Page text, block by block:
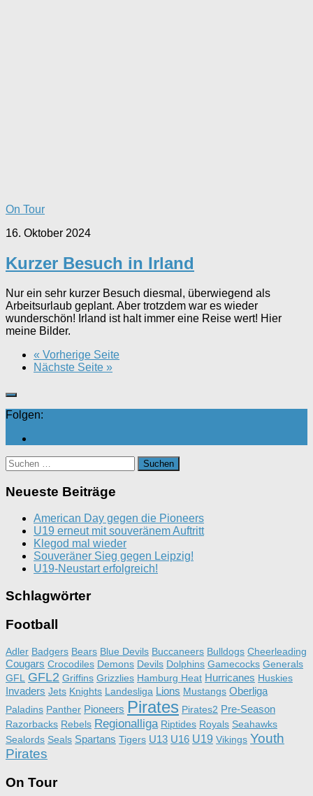
On Tour
16. Oktober 2024
Kurzer Besuch in Irland
Nur ein sehr kurzer Besuch diesmal, überwiegend als
Arbeitsurlaub geplant. Aber trotzdem war es wieder
wunderschön! Irland ist halt immer eine Reise wert! Hier
meine Bilder.
« Vorherige Seite
Nächste Seite »
Folgen:
Suchen
nach:
Neueste Beiträge
American Day gegen die Pioneers
U19 erneut mit souveränem Auftritt
Klegod mal wieder
Souveräner Sieg gegen Leipzig!
U19-Neustart erfolgreich!
Schlagwörter
Football
Adler Badgers Bears Blue Devils Buccaneers Bulldogs Cheerleading
Cougars Crocodiles Demons Devils Dolphins Gamecocks Generals
GFL GFL2 Griffins Grizzlies Hamburg Heat Hurricanes Huskies
Invaders Jets Knights Landesliga Lions Mustangs Oberliga
Paladins Panther Pioneers Pirates Pirates2 Pre-Season
Razorbacks Rebels Regionalliga Riptides Royals Seahawks
Sealords Seals Spartans Tigers U13 U16 U19 Vikings Youth
Pirates
On Tour